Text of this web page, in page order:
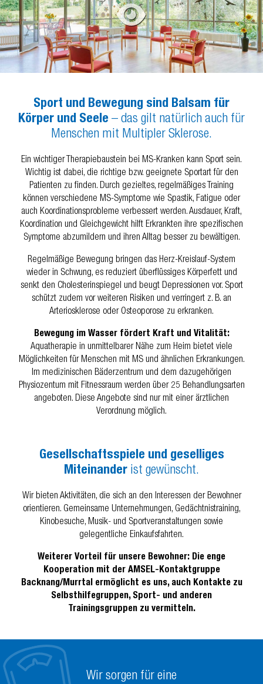
Sport und Bewegung sind Balsam für
Körper und Seele – das gilt natürlich auch für
Menschen mit Multipler Sklerose.
Ein wichtiger Therapiebaustein bei MS-Kranken kann Sport sein.
Wichtig ist dabei, die richtige bzw. geeignete Sportart für den
Patienten zu finden. Durch gezieltes, regelmäßiges Training
können verschiedene MS-Symptome wie Spastik, Fatigue oder
auch Koordinationsprobleme verbessert werden. Ausdauer, Kraft,
Koordination und Gleichgewicht hilft Erkrankten ihre spezifischen
Symptome abzumildern und ihren Alltag besser zu bewältigen.
Regelmäßige Bewegung bringen das Herz-Kreislauf-System
wieder in Schwung, es reduziert überflüssiges Körperfett und
senkt den Cholesterinspiegel und beugt Depressionen vor. Sport
schützt zudem vor weiteren Risiken und verringert z. B. an
Arteriosklerose oder Osteoporose zu erkranken.
Bewegung im Wasser fördert Kraft und Vitalität:
Aquatherapie in unmittelbarer Nähe zum Heim bietet viele
Möglichkeiten für Menschen mit MS und ähnlichen Erkrankungen.
Im medizinischen Bäderzentrum und dem dazugehörigen
Physiozentum mit Fitnessraum werden über 25 Behandlungsarten
angeboten. Diese Angebote sind nur mit einer ärztlichen
Verordnung möglich.
Gesellschaftsspiele und geselliges
Miteinander ist gewünscht.
Wir bieten Aktivitäten, die sich an den Interessen der Bewohner
orientieren. Gemeinsame Unternehmungen, Gedächtnistraining,
Kinobesuche, Musik- und Sportveranstaltungen sowie
gelegentliche Einkaufsfahrten.
Weiterer Vorteil für unsere Bewohner: Die enge
Kooperation mit der AMSEL-Kontaktgruppe
Backnang/Murrtal ermöglicht es uns, auch Kontakte zu
Selbsthilfegruppen, Sport- und anderen
Trainingsgruppen zu vermitteln.
Wir sorgen für eine